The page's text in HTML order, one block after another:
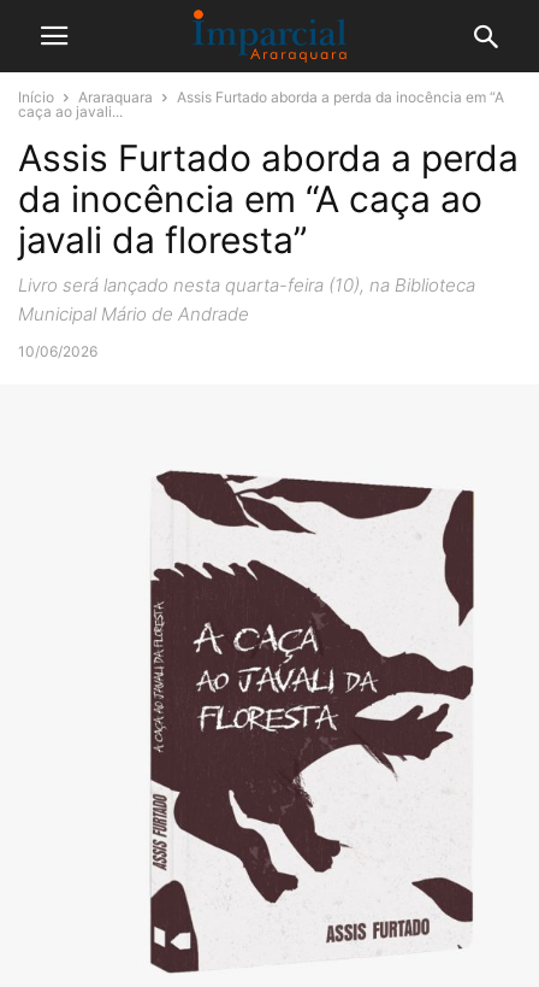
Início Araraquara
Assis Furtado aborda a perda da inocência em “A
caça ao javali...
Assis Furtado aborda a perda
da inocência em “A caça ao
javali da floresta”
Livro será lançado nesta quarta-feira (10), na Biblioteca
Municipal Mário de Andrade
10/06/2026